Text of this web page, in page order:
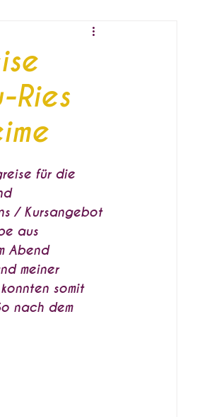
Ries
für die
/ Kursangebot
aus
Abend
meiner
somit
nach dem